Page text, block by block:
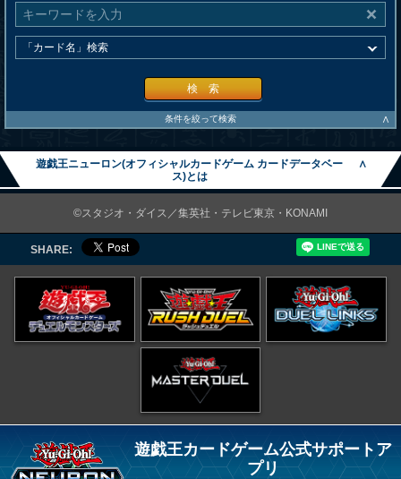
検 索
条件を絞って検索 ∧
遊戯王ニューロン(オフィシャルカードゲーム カードデータベー
ス)とは
∧
©スタジオ・ダイス／集英社・テレビ東京・KONAMI
SHARE:
遊戯王カードゲーム公式サポートア
プリ